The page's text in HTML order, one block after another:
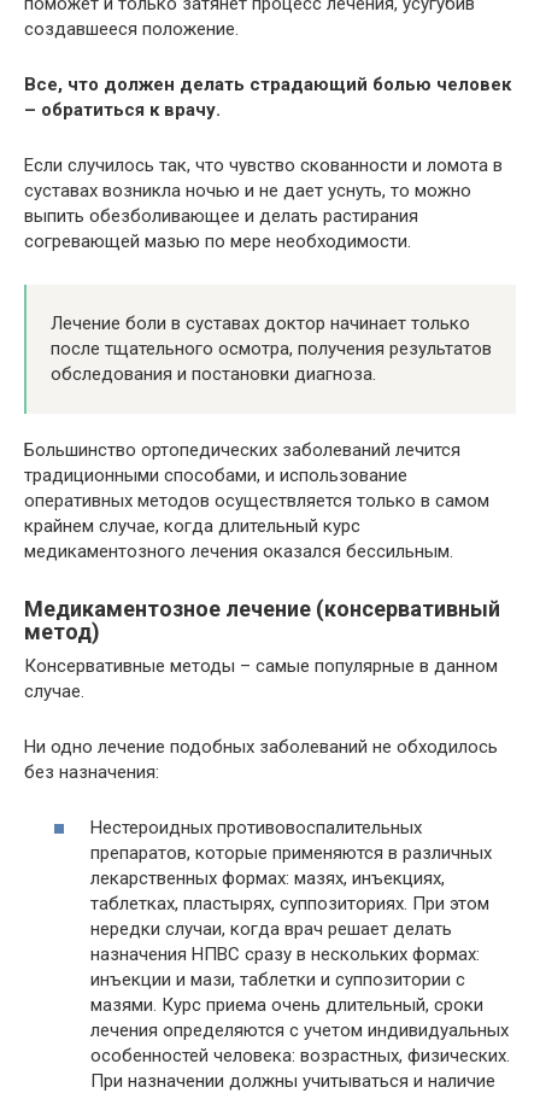
создавшееся положение.
Все, что должен делать страдающий болью человек
– обратиться к врачу.
Если случилось так, что чувство скованности и ломота в
суставах возникла ночью и не дает уснуть, то можно
выпить обезболивающее и делать растирания
согревающей мазью по мере необходимости.
Лечение боли в суставах доктор начинает только
после тщательного осмотра, получения результатов
обследования и постановки диагноза.
Большинство ортопедических заболеваний лечится
традиционными способами, и использование
оперативных методов осуществляется только в самом
крайнем случае, когда длительный курс
медикаментозного лечения оказался бессильным.
Медикаментозное лечение (консервативный
метод)
Консервативные методы – самые популярные в данном
случае.
Ни одно лечение подобных заболеваний не обходилось
без назначения:
Нестероидных противовоспалительных
препаратов, которые применяются в различных
лекарственных формах: мазях, инъекциях,
таблетках, пластырях, суппозиториях. При этом
нередки случаи, когда врач решает делать
назначения НПВС сразу в нескольких формах:
инъекции и мази, таблетки и суппозитории с
мазями. Курс приема очень длительный, сроки
лечения определяются с учетом индивидуальных
особенностей человека: возрастных, физических.
При назначении должны учитываться и наличие